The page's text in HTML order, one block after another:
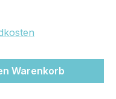
Warenkorb